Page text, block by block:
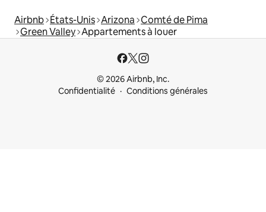
Airbnb États-Unis Arizona Comté de Pima
Green Valley Appartements à louer
© 2026 Airbnb, Inc.
Confidentialité
Conditions générales